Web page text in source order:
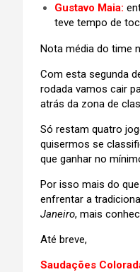
Gustavo Maia:
teve tempo de
Nota média do time
Com esta segunda
rodada vamos cair
atrás da zona de
Só restam quatro
quisermos se
que ganhar no
Por isso mais do
enfrentar a
Janeiro, mais
Até breve,
Saudações